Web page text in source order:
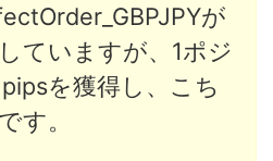
が
ていますが、1ポジ
を獲得し、こち
す。